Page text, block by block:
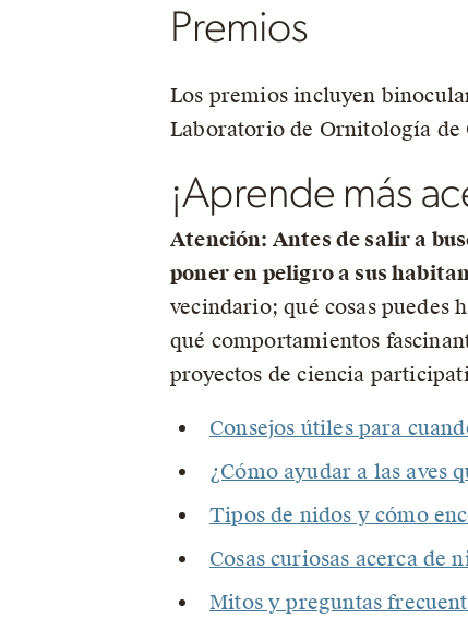
Premios
Los premios incluyen
Laboratorio de Ornitología de
¡Aprende más
Atención: Antes de salir a
poner en peligro a sus
vecindario; qué cosas puedes
qué comportamientos
proyectos de ciencia
Consejos útiles para
¿Cómo ayudar a las aves
Tipos de nidos y cómo
Cosas curiosas acerca de
Mitos y preguntas